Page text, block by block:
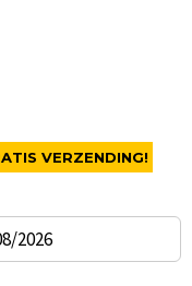
VERZENDING!
2026